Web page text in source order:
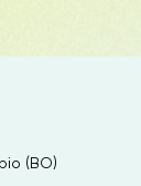
(BO)